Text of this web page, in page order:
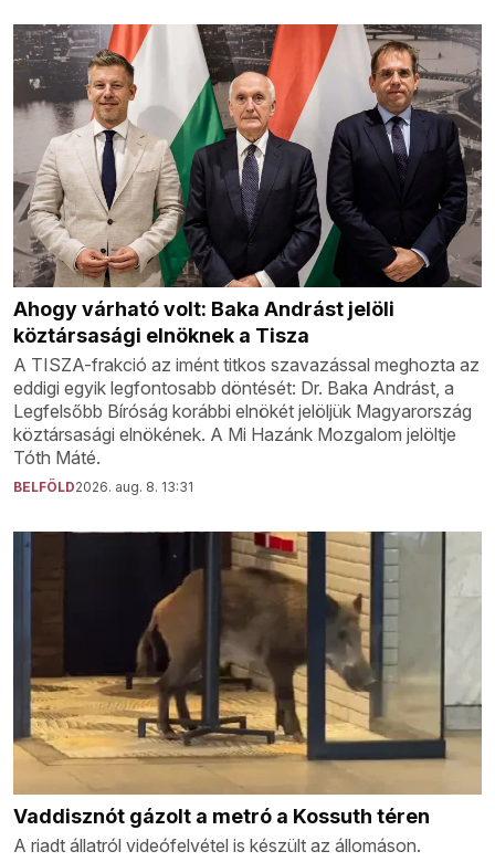
Ahogy várható volt: Baka Andrást jelöli
köztársasági elnöknek a Tisza
A TISZA-frakció az imént titkos szavazással meghozta az
eddigi egyik legfontosabb döntését: Dr. Baka Andrást, a
Legfelsőbb Bíróság korábbi elnökét jelöljük Magyarország
köztársasági elnökének. A Mi Hazánk Mozgalom jelöltje
Tóth Máté.
BELFÖLD2026. aug. 8. 13:31
Vaddisznót gázolt a metró a Kossuth téren
A riadt állatról videófelvétel is készült az állomáson.